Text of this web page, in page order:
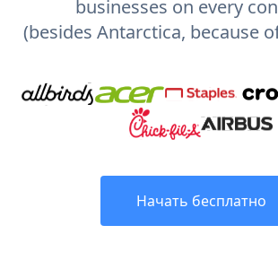
businesses on every
(besides Antarctica, because
Начать бесплатно